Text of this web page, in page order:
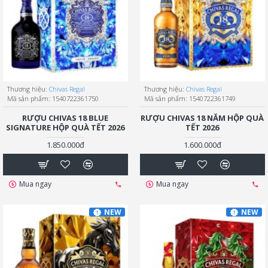
Thương hiệu: Chivas Regal
Mã sản phẩm: 1540722361750
RƯỢU CHIVAS 18 BLUE
SIGNATURE HỘP QUÀ TẾT 2026
1.850.000đ
Mua ngay
Thương hiệu: Chivas Regal
Mã sản phẩm: 1540722361749
RƯỢU CHIVAS 18 NĂM HỘP QUÀ
TẾT 2026
1.600.000đ
Mua ngay
NEW NEW